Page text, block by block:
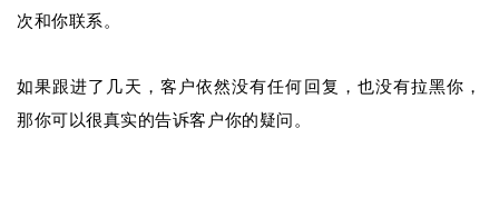
次和你联系。
如果跟进了几天，客户依然没有任何回复，也没有拉黑你，
那你可以很真实的告诉客户你的疑问。